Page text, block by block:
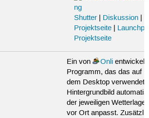
Shutter Diskussion
Projektseite
Projektseite
Ein von Onli
Programm, das das auf
dem Desktop verwendete
Hintergrundbild
der jeweiligen Wetterlage
vor Ort anpasst.